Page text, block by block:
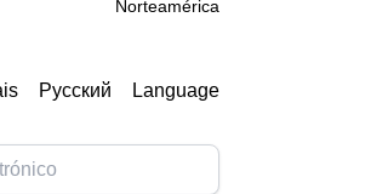
Norteamérica
Русский Language